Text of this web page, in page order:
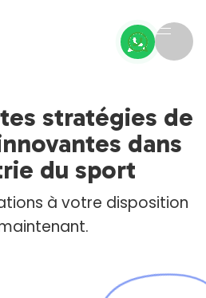
stratégies de
dans
du sport
à votre disposition